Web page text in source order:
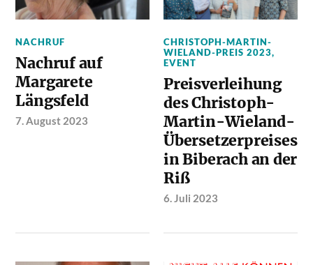
NACHRUF
Nachruf auf
Margarete
Längsfeld
7. August 2023
CHRISTOPH-MARTIN-
WIELAND-PREIS 2023,
EVENT
Preisverleihung
des Christoph-
Martin-Wieland-
Übersetzerpreises
in Biberach an der
Riß
6. Juli 2023